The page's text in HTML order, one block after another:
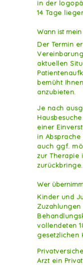
in der
14 Tage
Wann ist mein
Der Termin
aktuellen
bemüht
anzubieten.
Je nach
einer
in
auch ggf.
zur Therapie
zurückbringe.
Wer
Kinder und
vollendeten
gesetzlichen
Arzt ein